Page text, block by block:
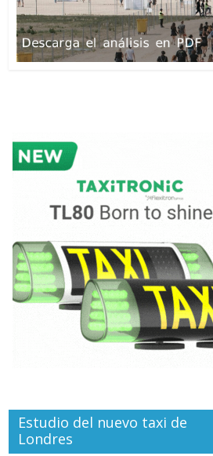
Estudio del nuevo taxi de
Londres